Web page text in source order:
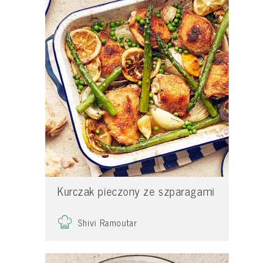
Kurczak pieczony ze szparagami
Shivi Ramoutar